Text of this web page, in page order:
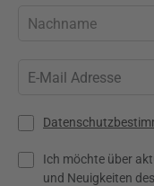
Ich möchte über
und Neuigkeiten